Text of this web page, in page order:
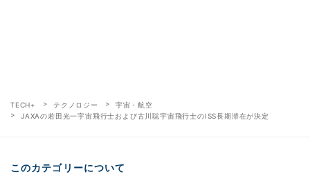
TECH+ テクノロジー
宇宙・航空
JAXAの若田光一宇宙飛行士および古川聡宇宙飛行士のISS長期滞在が決定
このカテゴリーについて